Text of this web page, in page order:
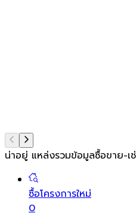
น่าอยู่ แหล่งรวมข้อมูลซื้อขาย-เ
ซื้อโครงการใหม่
0